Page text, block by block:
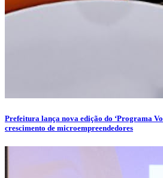
Prefeitura lança nova edição do ‘Programa
crescimento de microempreendedores